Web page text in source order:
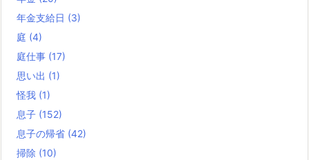
年金支給日 (3)
庭 (4)
庭仕事 (17)
思い出 (1)
怪我 (1)
息子 (152)
息子の帰省 (42)
掃除 (10)